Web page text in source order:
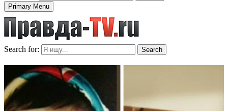
Primary Menu
Search for: Search